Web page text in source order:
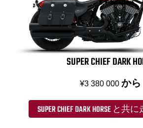
SUPER CHIEF DARK
¥3 380 000 から
SUPER CHIEF DARK HORSE と